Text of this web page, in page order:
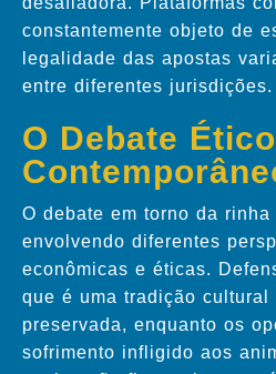
constantemente objeto de
legalidade das apostas
entre diferentes jurisdições.
O Debate Ético
O debate em torno da
envolvendo diferentes
econômicas e éticas.
que é uma tradição cultural
preservada, enquanto os
sofrimento infligido aos